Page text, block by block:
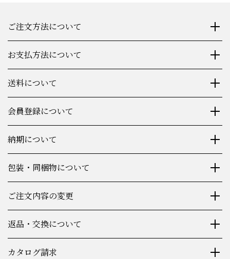
ご注文方法について
お支払方法について
送料について
会員登録について
納期について
包装・同梱物について
ご注文内容の変更
返品・交換について
カタログ請求